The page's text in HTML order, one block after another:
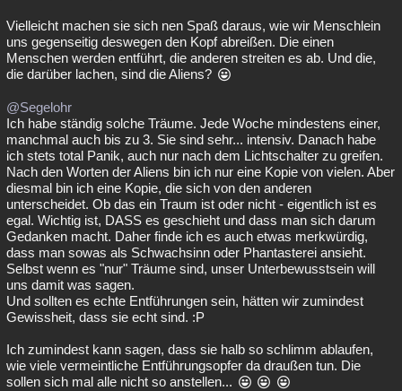
Vielleicht machen sie sich nen Spaß daraus, wie wir Menschlein
uns gegenseitig deswegen den Kopf abreißen. Die einen
Menschen werden entführt, die anderen streiten es ab. Und die,
die darüber lachen, sind die Aliens?
@Segelohr
Ich habe ständig solche Träume. Jede Woche mindestens einer,
manchmal auch bis zu 3. Sie sind sehr... intensiv. Danach habe
ich stets total Panik, auch nur nach dem Lichtschalter zu greifen.
Nach den Worten der Aliens bin ich nur eine Kopie von vielen. Aber
diesmal bin ich eine Kopie, die sich von den anderen
unterscheidet. Ob das ein Traum ist oder nicht - eigentlich ist es
egal. Wichtig ist, DASS es geschieht und dass man sich darum
Gedanken macht. Daher finde ich es auch etwas merkwürdig,
dass man sowas als Schwachsinn oder Phantasterei ansieht.
Selbst wenn es "nur" Träume sind, unser Unterbewusstsein will
uns damit was sagen.
Und sollten es echte Entführungen sein, hätten wir zumindest
Gewissheit, dass sie echt sind. :P
Ich zumindest kann sagen, dass sie halb so schlimm ablaufen,
wie viele vermeintliche Entführungsopfer da draußen tun. Die
sollen sich mal alle nicht so anstellen...